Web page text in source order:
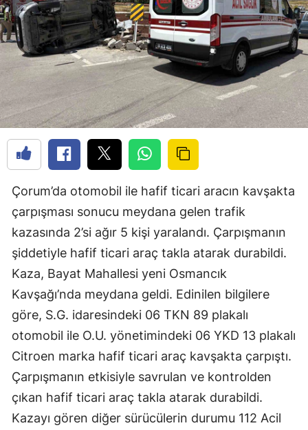
Çorum’da otomobil ile hafif ticari aracın kavşakta
çarpışması sonucu meydana gelen trafik
kazasında 2’si ağır 5 kişi yaralandı. Çarpışmanın
şiddetiyle hafif ticari araç takla atarak durabildi.
Kaza, Bayat Mahallesi yeni Osmancık
Kavşağı’nda meydana geldi. Edinilen bilgilere
göre, S.G. idaresindeki 06 TKN 89 plakalı
otomobil ile O.U. yönetimindeki 06 YKD 13 plakalı
Citroen marka hafif ticari araç kavşakta çarpıştı.
Çarpışmanın etkisiyle savrulan ve kontrolden
çıkan hafif ticari araç takla atarak durabildi.
Kazayı gören diğer sürücülerin durumu 112 Acil